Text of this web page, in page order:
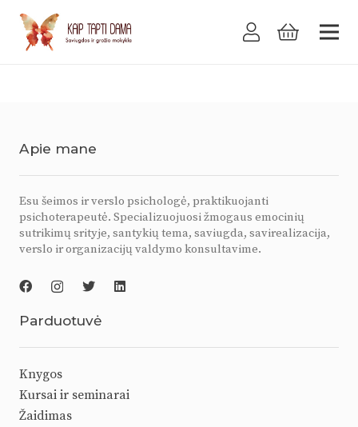
Apie mane
Esu šeimos ir verslo psichologė, praktikuojanti
psichoterapeutė. Specializuojuosi žmogaus emocinių
sutrikimų srityje, santykių tema, saviugda, savirealizacija,
verslo ir organizacijų valdymo konsultavime.
Parduotuvė
Knygos
Kursai ir seminarai
Žaidimas